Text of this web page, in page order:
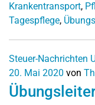
Krankentransport,
Tagespflege,
Steuer-Nachrichten
20. Mai 2020 von